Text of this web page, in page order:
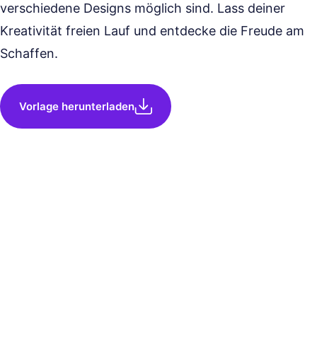
verschiedene Designs möglich sind. Lass deiner
Kreativität freien Lauf und entdecke die Freude am
Schaffen.
Vorlage herunterladen